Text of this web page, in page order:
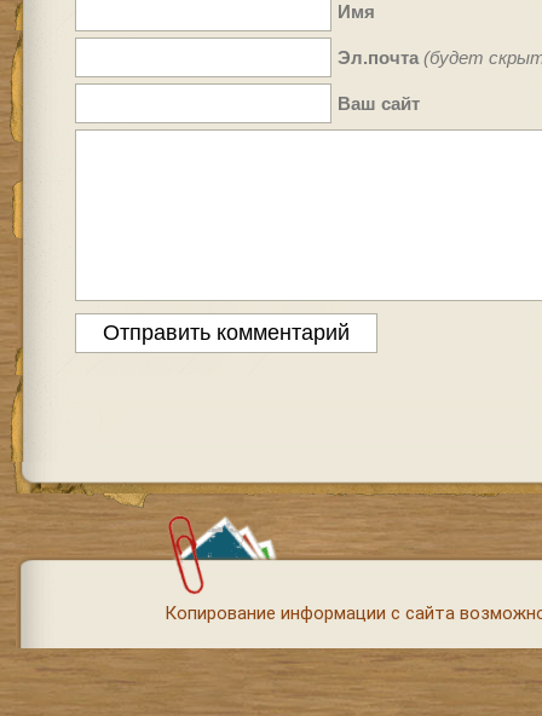
Имя
Эл.почта (будет
Ваш сайт
Копирование информации с сайта